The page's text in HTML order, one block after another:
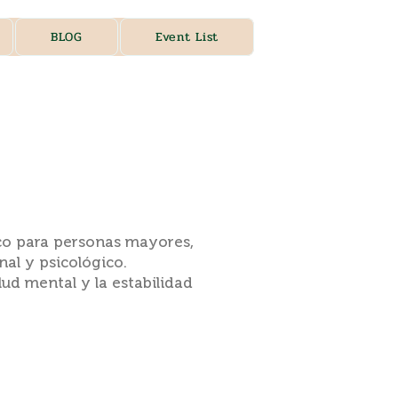
BLOG Event List
para personas mayores,
y psicológico.
mental y la estabilidad